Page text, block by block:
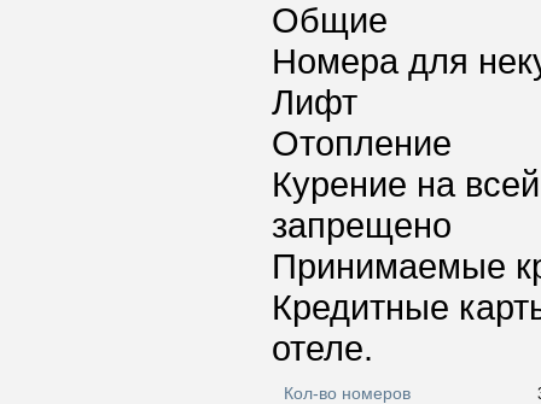
Общие
Номера для
Лифт
Отопление
Курение на
запрещено
Принимаемые
Кредитные
отеле.
Кол-во номеров